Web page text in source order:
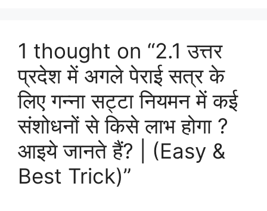
1 thought on “2.1 उत्तर
प्रदेश में अगले पेराई सत्र के
लिए गन्ना सट्टा नियमन में कई
संशोधनों से किसे लाभ होगा ?
आइये जानते हैं? | (Easy &
Best Trick)”